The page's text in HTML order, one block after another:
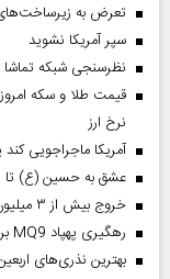
تعرض به زیرساخت‌های
سپر آمریکا نشوید
نظرسنجی شبکه
نرخ ارز
آمریکا ماجراجویی
عشق به حسین (ع) تا
خروج بیش از ۳ میلیون زائر از تمام مرز‌های کشور
رهگیری پهپاد MQ9 بر فراز تنگه هرمز
بهترین نذری‌های